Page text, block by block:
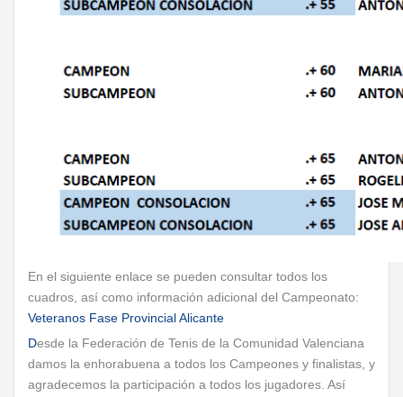
En el siguiente enlace se pueden consultar todos los
cuadros, así como información adicional del Campeonato:
Veteranos Fase Provincial Alicante
Desde la Federación de Tenis de la Comunidad Valenciana
damos la enhorabuena a todos los Campeones y finalistas, y
agradecemos la participación a todos los jugadores. Así